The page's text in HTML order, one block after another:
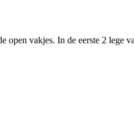
open vakjes. In de eerste 2 lege